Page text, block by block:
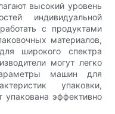
высокий уровень
индивидуальной
с продуктами
материалов,
широкого спектра
могут легко
машин для
упаковки,
упакована эффективно